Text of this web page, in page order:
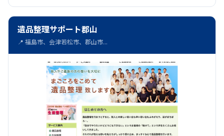
遺品整理サポート郡山
📍 福島市、会津若松市、郡山市...